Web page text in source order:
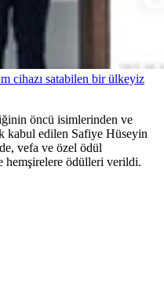
cihazı satabilen bir ülkeyiz
öncü isimlerinden ve
kabul edilen Safiye Hüseyin
vefa ve özel ödül
hemşirelere ödülleri verildi.